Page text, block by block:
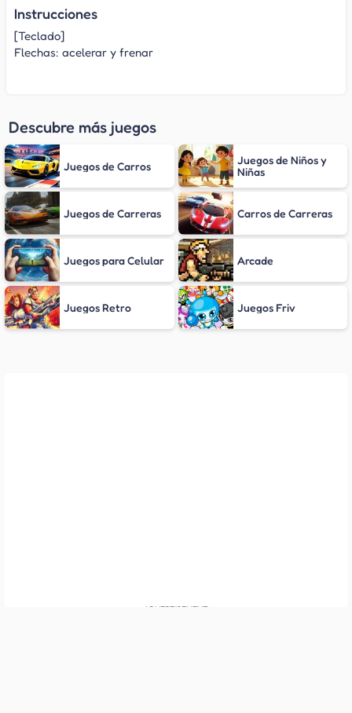
Instrucciones
[Teclado]
Flechas: acelerar y frenar
Descubre más juegos
Juegos de Carros
Juegos de Niños y
Niñas
Juegos de Carreras Carros de Carreras
Juegos para Celular Arcade
Juegos Retro Juegos Friv